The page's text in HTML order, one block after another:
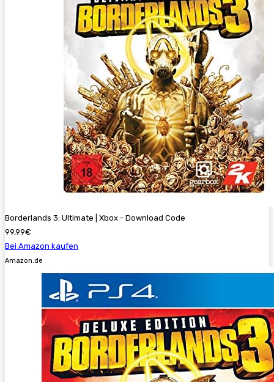
Borderlands 3: Ultimate | Xbox - Download Code
99,99€
Bei Amazon kaufen
Amazon.de